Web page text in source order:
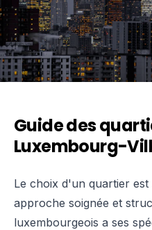
Guide des
Luxembourg-
Le choix d'un quartier
approche soignée et
luxembourgeois a ses